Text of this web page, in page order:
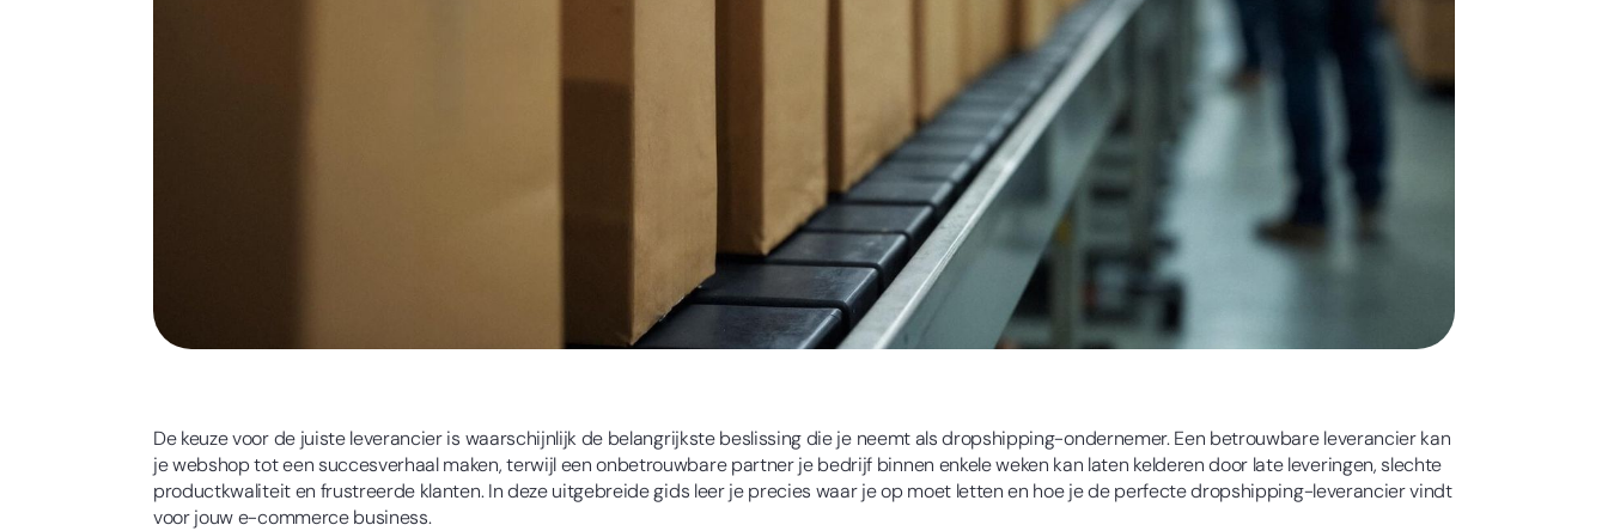
De keuze voor de juiste leverancier is waarschijnlijk de belangrijkste beslissing die je neemt als dropshipping-ondernemer. Een betrouwbare leverancier kan
je webshop tot een succesverhaal maken, terwijl een onbetrouwbare partner je bedrijf binnen enkele weken kan laten kelderen door late leveringen, slechte
productkwaliteit en frustreerde klanten. In deze uitgebreide gids leer je precies waar je op moet letten en hoe je de perfecte dropshipping-leverancier vindt
voor jouw e-commerce business.